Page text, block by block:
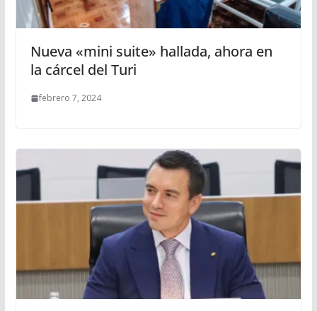
Nueva «mini suite» hallada, ahora en
la cárcel del Turi
febrero 7, 2024